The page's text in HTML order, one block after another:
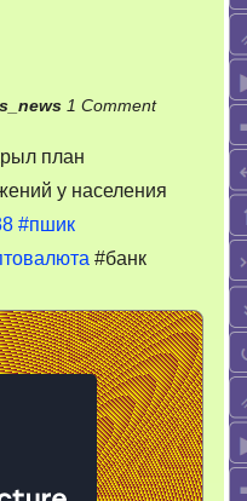
1 Commenton
эти
план
у населения
#пшик
#банк